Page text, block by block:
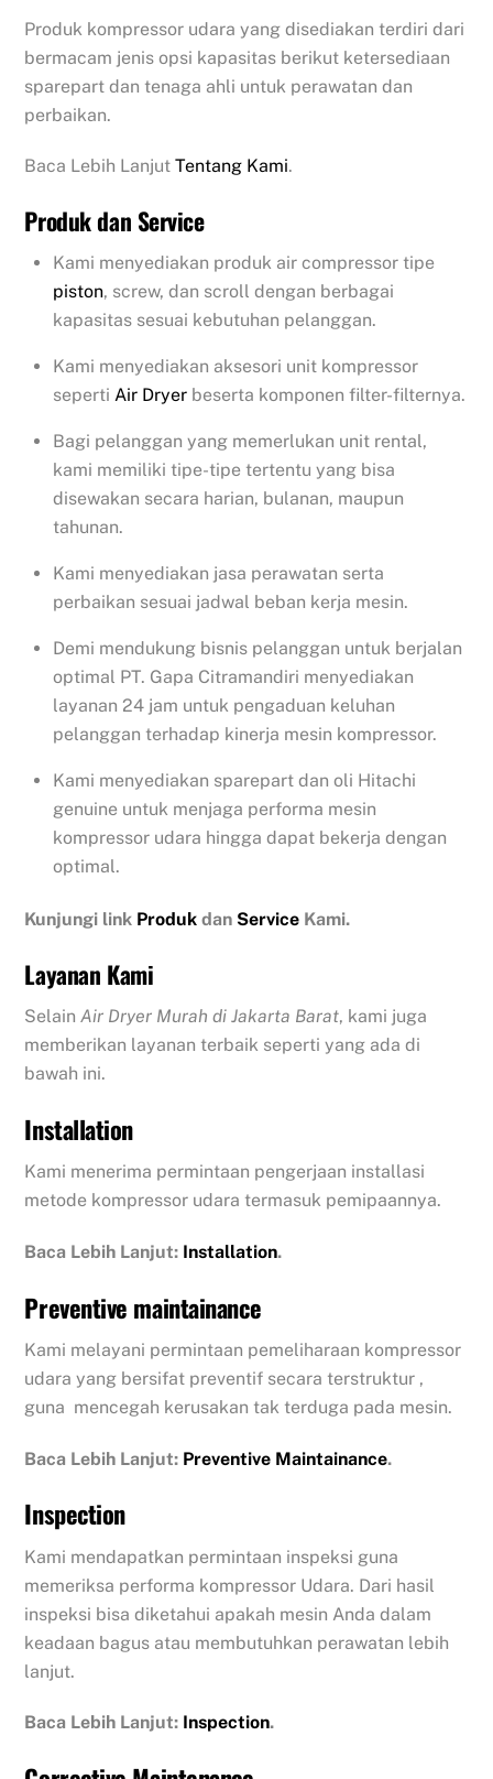
Produk kompressor udara yang disediakan terdiri dari
bermacam jenis opsi kapasitas berikut ketersediaan
sparepart dan tenaga ahli untuk perawatan dan
perbaikan.
Baca Lebih LanjutTentang Kami.
Produk dan Service
Kami menyediakan produk air compressor tipe
piston, screw, dan scroll dengan berbagai
kapasitas sesuai kebutuhan pelanggan.
Kami menyediakan aksesori unit kompressor
seperti Air Dryer beserta komponen filter-filternya.
Bagi pelanggan yang memerlukan unit rental,
kami memiliki tipe-tipe tertentu yang bisa
disewakan secara harian, bulanan, maupun
tahunan.
Kami menyediakan jasa perawatan serta
perbaikan sesuai jadwal beban kerja mesin.
Demi mendukung bisnis pelanggan untuk berjalan
optimal PT. Gapa Citramandiri menyediakan
layanan 24 jam untuk pengaduan keluhan
pelanggan terhadap kinerja mesin kompressor.
Kami menyediakan sparepart dan oli Hitachi
genuine untuk menjaga performa mesin
kompressor udara hingga dapat bekerja dengan
optimal.
Kunjungi link Produk dan Service Kami.
Layanan Kami
SelainAir Dryer Murah di Jakarta Barat, kami juga
memberikan layanan terbaik seperti yang ada di
bawah ini.
Installation
Kami menerima permintaan pengerjaan installasi
metode kompressor udara termasuk pemipaannya.
Baca Lebih Lanjut: Installation.
Preventive maintainance
Kami melayani permintaan pemeliharaan kompressor
udara yang bersifat preventif secara terstruktur ,
guna mencegah kerusakan tak terduga pada mesin.
Baca Lebih Lanjut: Preventive Maintainance.
Inspection
Kami mendapatkan permintaan inspeksi guna
memeriksa performa kompressor Udara. Dari hasil
inspeksi bisa diketahui apakah mesin Anda dalam
keadaan bagus atau membutuhkan perawatan lebih
lanjut.
Baca Lebih Lanjut: Inspection.